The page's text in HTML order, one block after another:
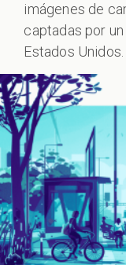
imágenes de
captadas por
Estados Unidos.